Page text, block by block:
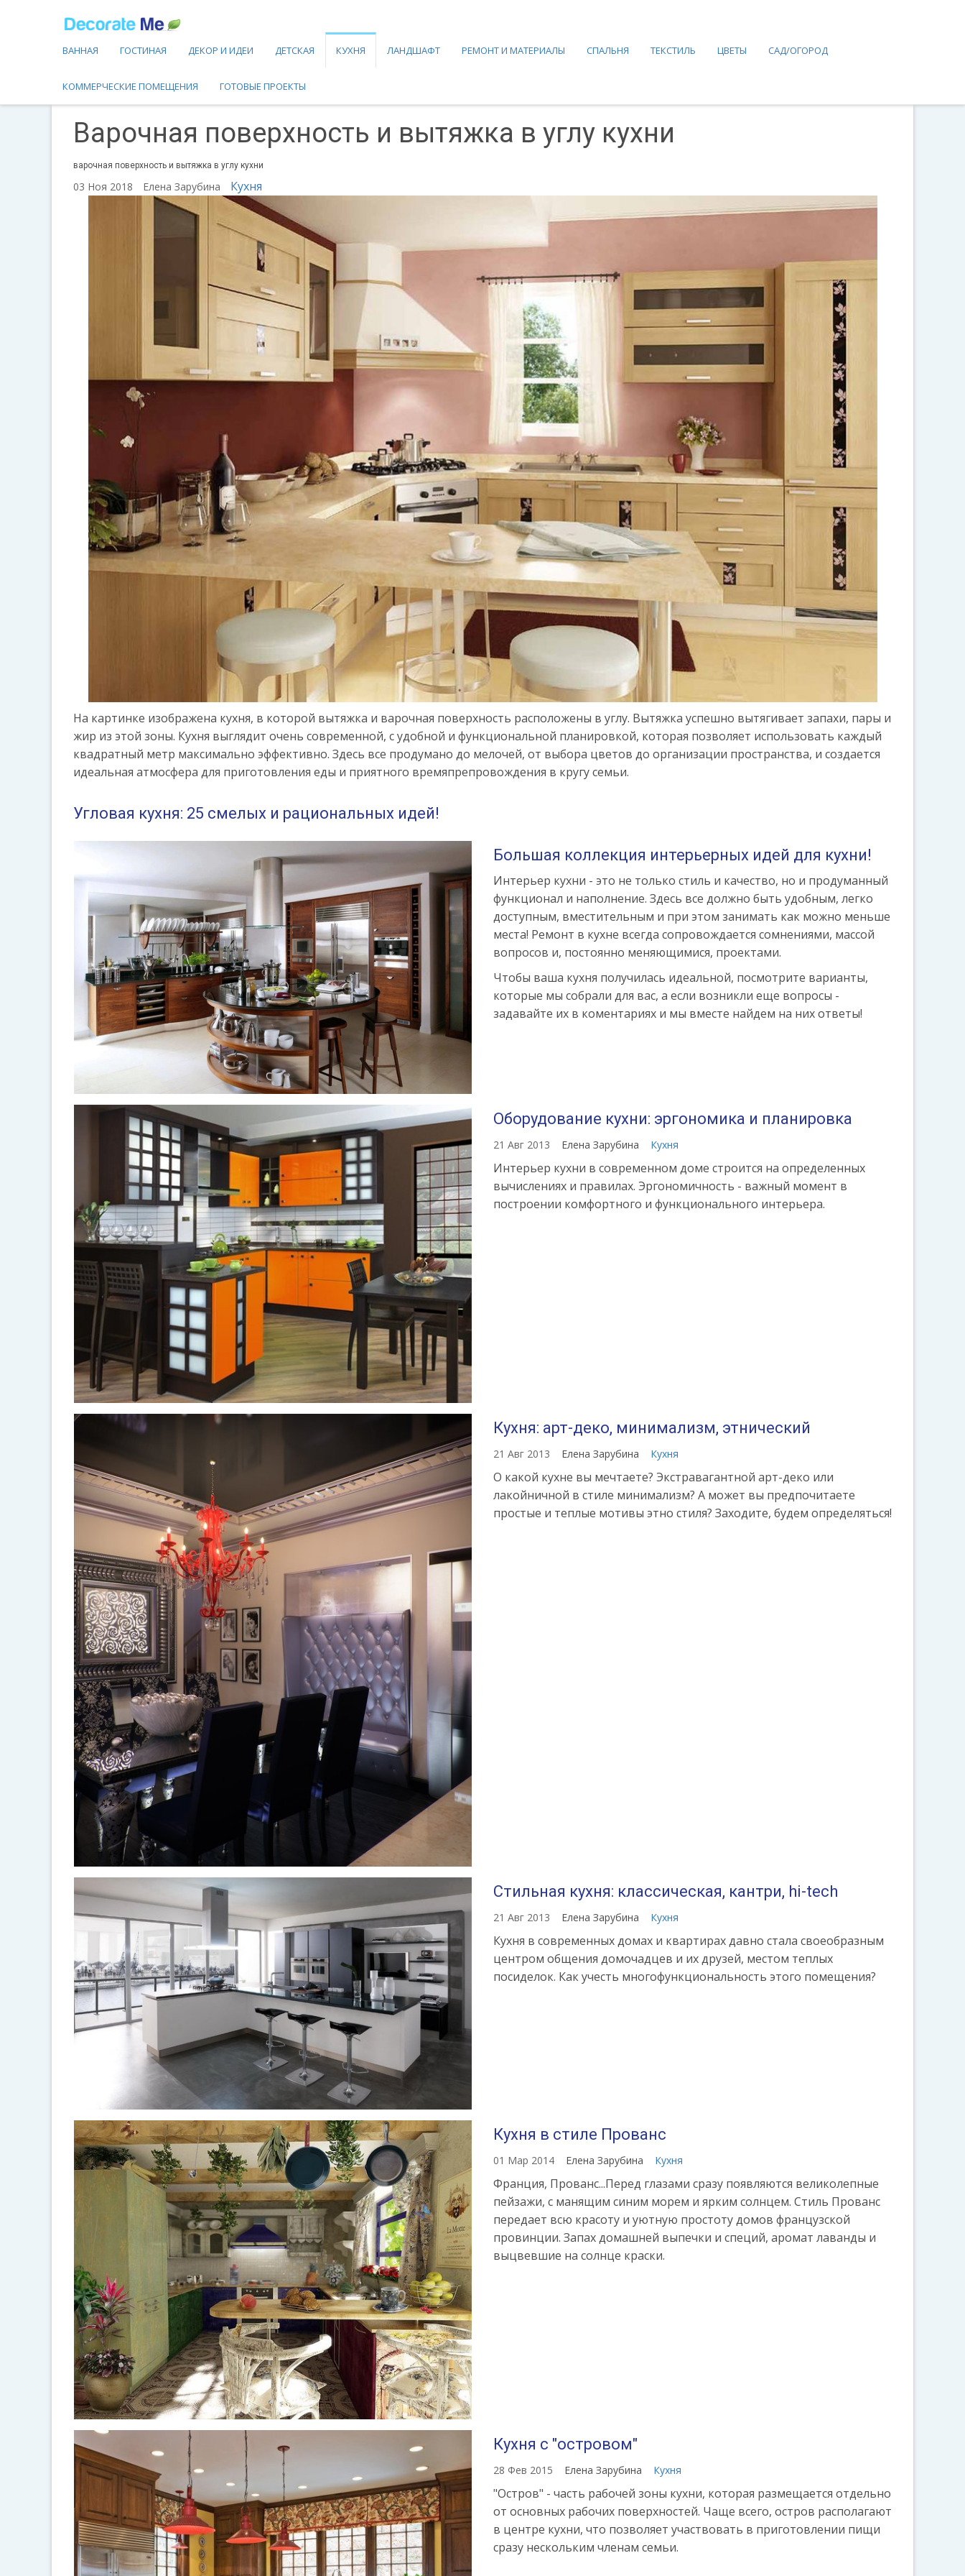
ВАННАЯ ГОСТИНАЯ ДЕКОР И ИДЕИ ДЕТСКАЯ КУХНЯ ЛАНДШАФТ РЕМОНТ И МАТЕРИАЛЫ СПАЛЬНЯ ТЕКСТИЛЬ ЦВЕТЫ САД/ОГОРОД
КОММЕРЧЕСКИЕ ПОМЕЩЕНИЯ ГОТОВЫЕ ПРОЕКТЫ
Варочная поверхность и вытяжка в углу кухни
варочная поверхность и вытяжка в углу кухни
03 Ноя 2018 Елена Зарубина Кухня
На картинке изображена кухня, в которой вытяжка и варочная поверхность расположены в углу. Вытяжка успешно вытягивает запахи, пары и
жир из этой зоны. Кухня выглядит очень современной, с удобной и функциональной планировкой, которая позволяет использовать каждый
квадратный метр максимально эффективно. Здесь все продумано до мелочей, от выбора цветов до организации пространства, и создается
идеальная атмосфера для приготовления еды и приятного времяпрепровождения в кругу семьи.
Угловая кухня: 25 смелых и рациональных идей!
Большая коллекция интерьерных идей для кухни!
Интерьер кухни - это не только стиль и качество, но и продуманный
функционал и наполнение. Здесь все должно быть удобным, легко
доступным, вместительным и при этом занимать как можно меньше
места! Ремонт в кухне всегда сопровождается сомнениями, массой
вопросов и, постоянно меняющимися, проектами.
Чтобы ваша кухня получилась идеальной, посмотрите варианты,
которые мы собрали для вас, а если возникли еще вопросы -
задавайте их в коментариях и мы вместе найдем на них ответы!
Оборудование кухни: эргономика и планировка
21 Авг 2013 Елена Зарубина Кухня
Интерьер кухни в современном доме строится на определенных
вычислениях и правилах. Эргономичность - важный момент в
построении комфортного и функционального интерьера.
Кухня: арт-деко, минимализм, этнический
21 Авг 2013 Елена Зарубина Кухня
О какой кухне вы мечтаете? Экстравагантной арт-деко или
лакойничной в стиле минимализм? А может вы предпочитаете
простые и теплые мотивы этно стиля? Заходите, будем определяться!
Стильная кухня: классическая, кантри, hi-tech
21 Авг 2013 Елена Зарубина Кухня
Кухня в современных домах и квартирах давно стала своеобразным
центром общения домочадцев и их друзей, местом теплых
посиделок. Как учесть многофункциональность этого помещения?
Кухня в стиле Прованс
01 Мар 2014 Елена Зарубина Кухня
Франция, Прованс...Перед глазами сразу появляются великолепные
пейзажи, с манящим синим морем и ярким солнцем. Стиль Прованс
передает всю красоту и уютную простоту домов французской
провинции. Запах домашней выпечки и специй, аромат лаванды и
выцвевшие на солнце краски.
Кухня с "островом"
28 Фев 2015 Елена Зарубина Кухня
"Остров" - часть рабочей зоны кухни, которая размещается отдельно
от основных рабочих поверхностей. Чаще всего, остров располагают
в центре кухни, что позволяет участвовать в приготовлении пищи
сразу нескольким членам семьи.